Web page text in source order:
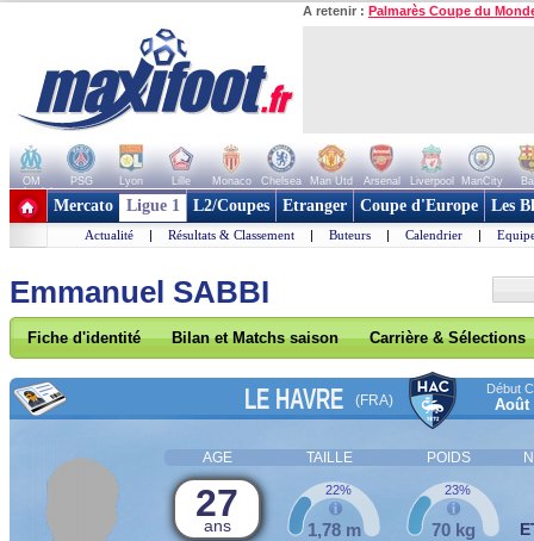
A retenir : Palmarès Coupe du
OM PSG Lyon Lille Monaco Chelsea Man Utd Arsenal Liverpool ManCity
+ de clubs
Mercato Ligue 1 L2/Coupes Etranger Coupe d'Europe Les
Actualité | Résultats & Classement | Buteurs | Calendrier |
Emmanuel SABBI
Fiche d'identité Bilan et Matchs saison Carrière & Sélections
LE HAVRE (FRA)
Début
Août
AGE TAILLE POIDS
27
ans 1,78 m
22%
70 kg
23%